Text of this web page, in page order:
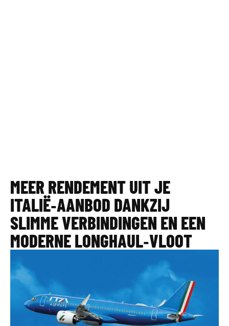
MEER RENDEMENT UIT JE
ITALIË‑AANBOD DANKZIJ
SLIMME VERBINDINGEN EN EEN
MODERNE LONGHAUL‑VLOOT